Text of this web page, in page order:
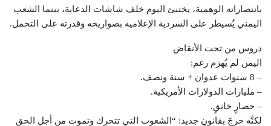
بانتصاراته الوهمية، يختبئ اليوم خلف شاشات الدعاية، بينما الشعب
اليمني يُسيطر على السردية الإعلامية بصواريخه وقدرته على التحمل.
دروس من تحت الأنقاض
اليمن لم يُهزم رغم:
– 8 سنوات عدوان + سنة ونصف.
– مليارات الدولارات الأمريكية.
– حصارٍ خانقٍ.
لكنَّه خرجَ بقانونٍ جديد: “الشعوب التي تتحرك وتموت من أجل الحق